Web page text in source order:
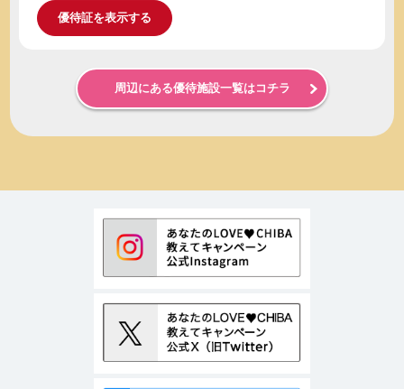
優待証を表示する
周辺にある優待施設一覧はコチラ